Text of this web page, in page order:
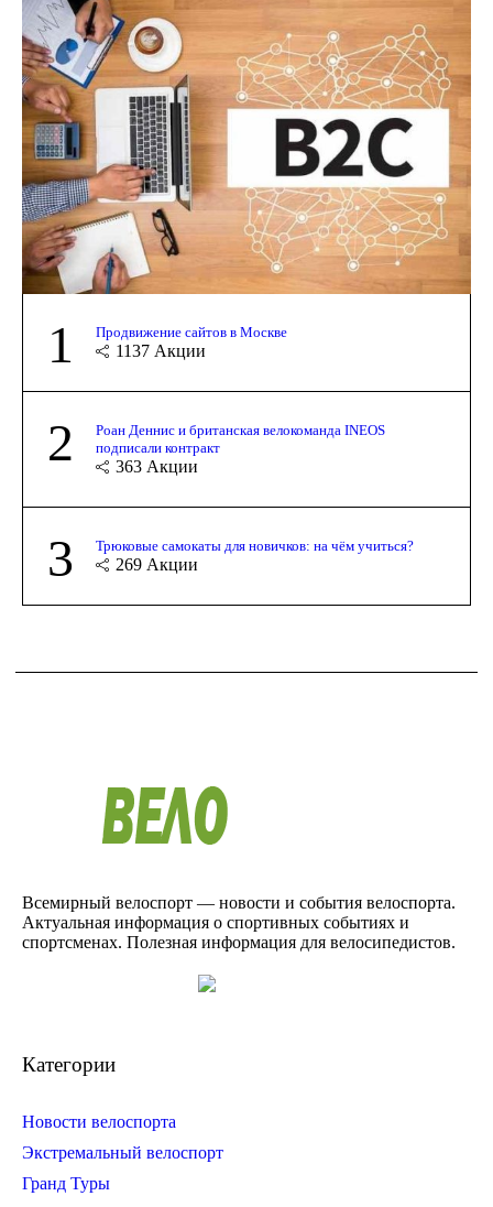
1 Продвижение сайтов в Москве
1137 Акции
2
Роан Деннис и британская велокоманда INEOS
подписали контракт
363 Акции
3 Трюковые самокаты для новичков: на чём учиться?
269 Акции
Всемирный велоспорт — новости и события велоспорта.
Актуальная информация о спортивных событиях и
спортсменах. Полезная информация для велосипедистов.
Категории
Новости велоспорта
Экстремальный велоспорт
Гранд Туры